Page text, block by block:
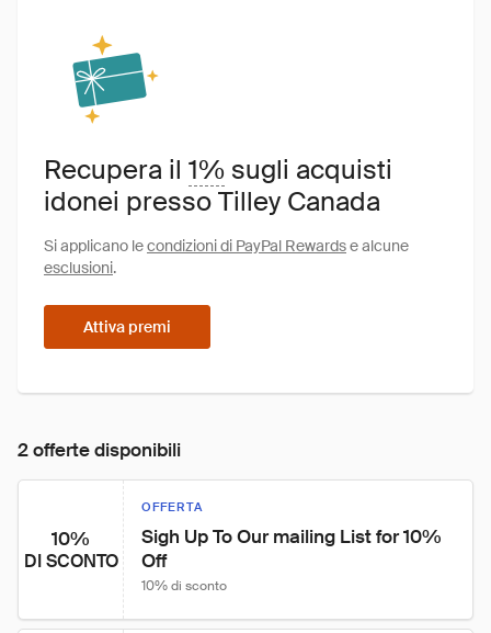
Recupera il 1% sugli acquisti
idonei presso Tilley Canada
Si applicano lecondizioni di PayPal Rewardse alcune
esclusioni.
Attiva premi
2 offerte disponibili
10%
DI SCONTO
OFFERTA
Sigh Up To Our mailing List for 10%
Off
10% di sconto